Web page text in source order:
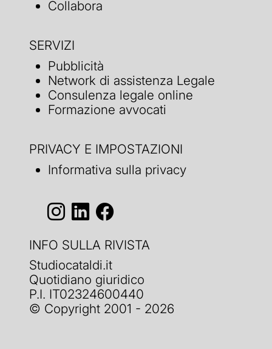
Collabora
SERVIZI
Pubblicità
Network di assistenza Legale
Consulenza legale online
Formazione avvocati
PRIVACY E IMPOSTAZIONI
Informativa sulla privacy
INFO SULLA RIVISTA
Studiocataldi.it
Quotidiano giuridico
P.I. IT02324600440
© Copyright 2001 - 2026